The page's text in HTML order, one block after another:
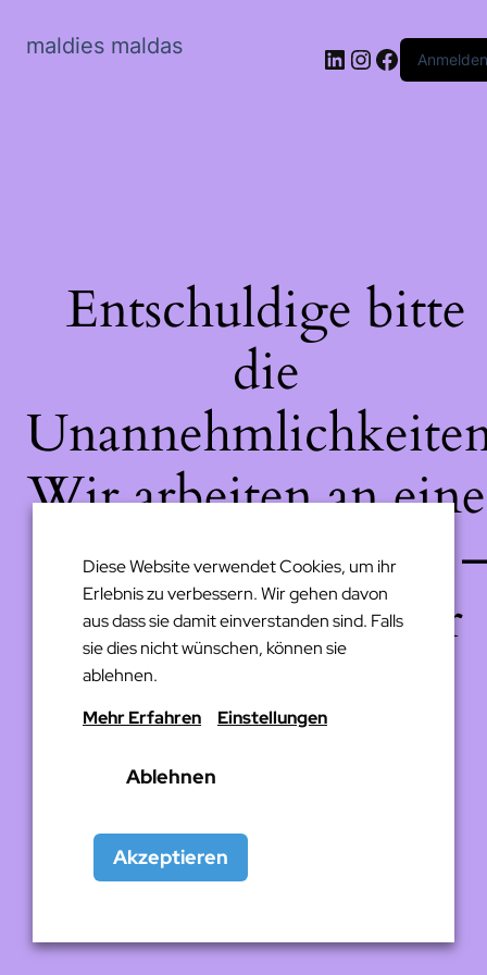
maldies maldas LinkedIn
Instagram
Anmelden
Entschuldige bitte
die
Wir arbeiten an
großartigen Sache
schau bald wieder
Diese Website verwendet Cookies, um ihr
Erlebnis zu verbessern. Wir gehen davon
aus dass sie damit einverstanden sind. Falls
sie dies nicht wünschen, können sie
ablehnen.
Mehr Erfahren
Einstellungen
Ablehnen
Akzeptieren